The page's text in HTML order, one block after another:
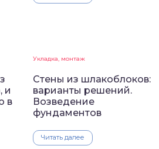
и
в
Укладка, монтаж
Стены из шлакоблоков:
варианты решений.
Возведение
фундаментов
Читать далее